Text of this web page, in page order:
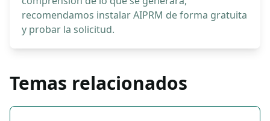
recomendamos instalar AIPRM de forma gratuita
y probar la solicitud.
Temas relacionados